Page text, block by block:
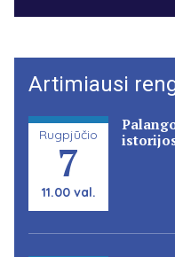
Artimiausi
Rugpjūčio
7
11.00 val.